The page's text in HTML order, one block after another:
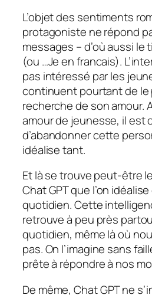
L’objet des sentiments
protagoniste ne répond
messages – d’où aussi le
(ou …Je en francais).
pas intéressé par les
continuent pourtant de le
recherche de son amour.
amour de jeunesse, il est
d’abandonner cette
idéalise tant.
Et là se trouve peut-être
Chat GPT que l’on
quotidien. Cette
retrouve à peu près
quotidien, même là où
pas. On l’imagine sans
prête à répondre à nos
De même, Chat GPT ne